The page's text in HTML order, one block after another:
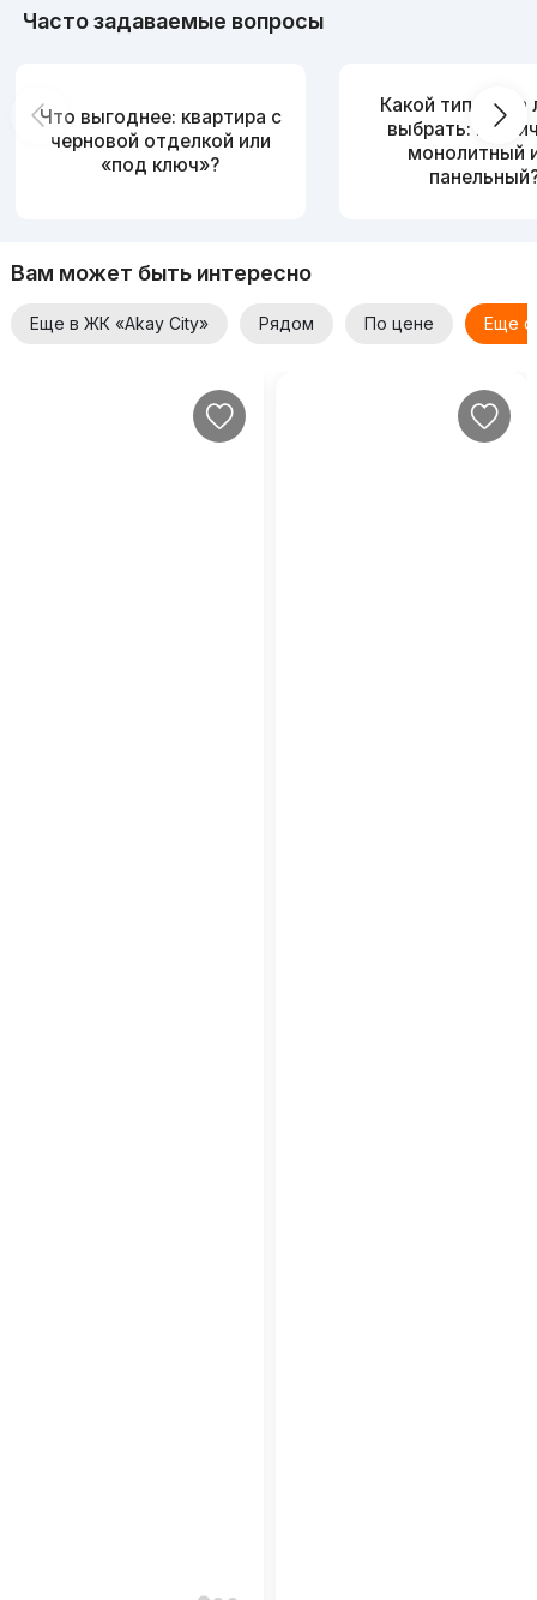
Часто задаваемые вопросы
Что выгоднее: квартира с
черновой отделкой или
«под ключ»?
Какой тип дома
выбрать:
монолитный
Вам может быть интересно
Еще в ЖК «Akay City» Рядом По цене Еще